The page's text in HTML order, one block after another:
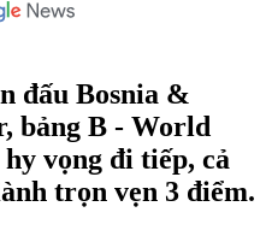
đấu Bosnia &
bảng B - World
vọng đi tiếp, cả
trọn vẹn 3 điểm.